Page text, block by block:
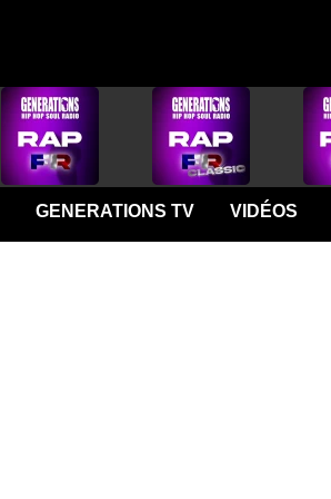
GENERATIONS TV VIDÉOS